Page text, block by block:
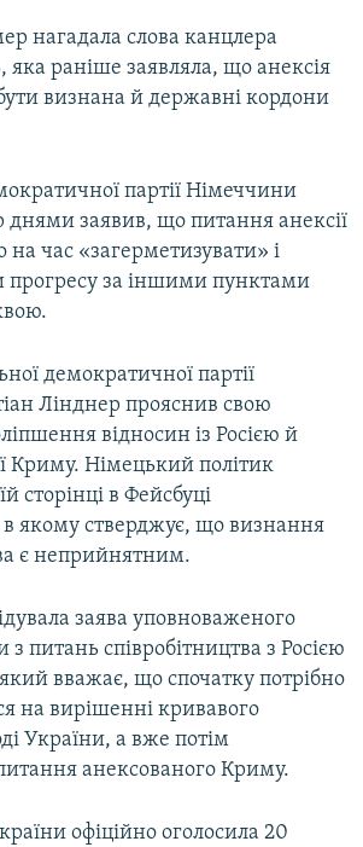
нагадала слова канцлера
раніше заявляла, що анексія
визнана й державні кордони
партії Німеччини
днями заявив, що питання анексії
час «загерметизувати» і
прогресу за іншими пунктами
демократичної партії
Лінднер прояснив свою
відносин із Росією й
Криму. Німецький політик
сторінці в Фейсбуці
в якому стверджує, що визнання
є неприйнятним.
заява уповноваженого
питань співробітництва з Росією
вважає, що спочатку потрібно
на вирішенні кривавого
України, а вже потім
анексованого Криму.
офіційно оголосила 20